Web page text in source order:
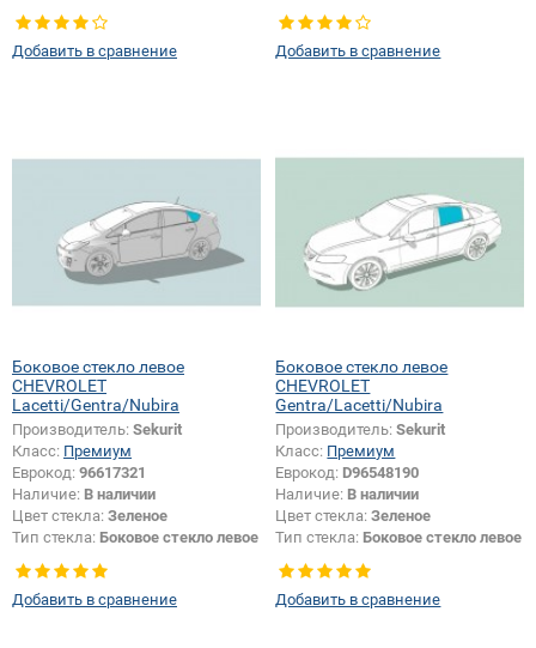
Появление или изменение
шелкографии:
Добавить в сравнение
Добавить в сравнение
Боковое стекло левое
CHEVROLET
Lacetti/Gentra/Nubira
Производитель: Sekurit
Класс: Премиум
Еврокод: 96617321
Наличие: В наличии
Цвет стекла: Зеленое
Тип стекла: Боковое стекло левое
Добавить в сравнение
Боковое стекло левое
CHEVROLET
Gentra/Lacetti/Nubira
Производитель:Sekurit
Класс: Премиум
Еврокод: D96548190
Наличие: В наличии
Цвет стекла:Зеленое
Тип стекла: Боковое стекло левое
Добавить в сравнение